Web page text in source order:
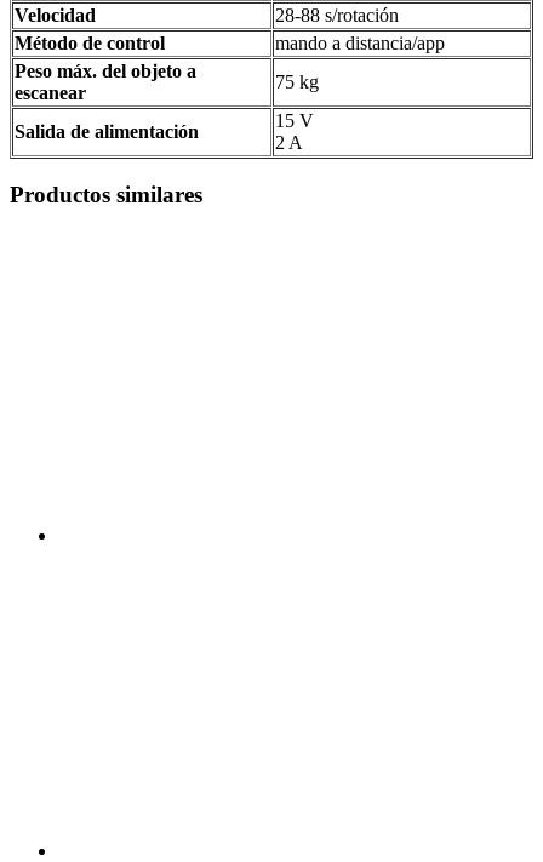
Velocidad
28-88 s/rotación
Método de control
mando a distancia/app
Peso máx. del objeto a
escanear
75 kg
Salida de alimentación
15 V
2 A
Productos similares